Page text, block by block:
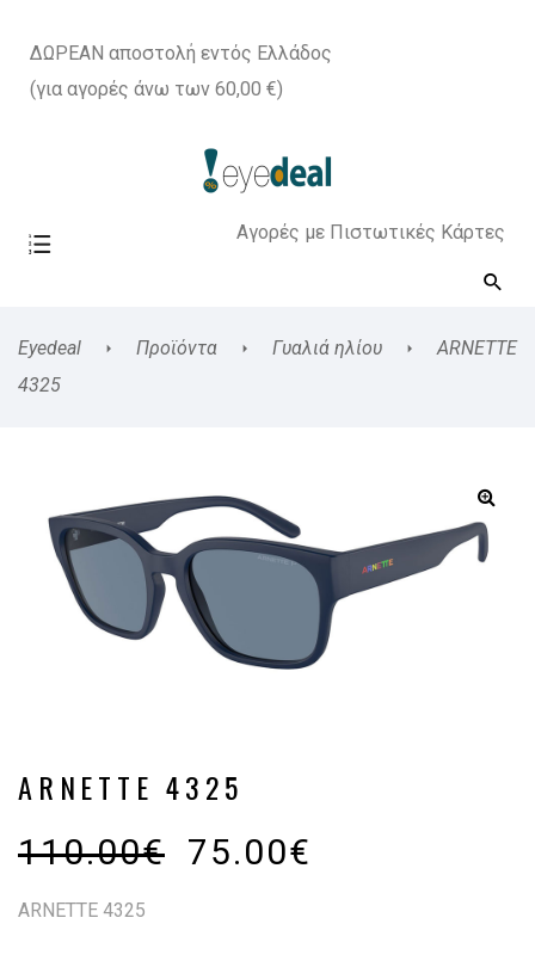
ΔΩΡΕΑΝ αποστολή εντός Ελλάδος
(για αγορές άνω των 60,00 €)
Αγορές με Πιστωτικές Κάρτες
Eyedeal Προϊόντα Γυαλιά ηλίου
ARNETTE
4325
ARNETTE 4325
110.00€ 75.00€
ARNETTE 4325